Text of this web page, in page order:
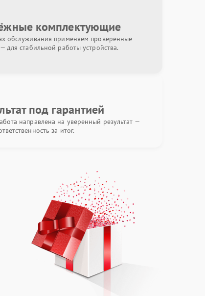
комплектующие
обслуживания применяем проверенные
для стабильной работы устройства.
под гарантией
направлена на уверенный результат —
за итог.